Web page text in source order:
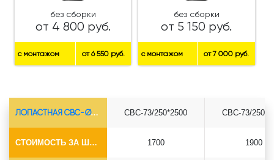
без сборки
от 4 800 руб.
с монтажом от 6 550 руб.
без сборки
от 5 150 руб.
с монтажом от 7 000 руб.
ЛОПАСТНАЯ СВС-Ø73*5.5
СТОИМОСТЬ ЗА ШТУКУ
СВС-73/250*2500
1700
СВС-73/
1900